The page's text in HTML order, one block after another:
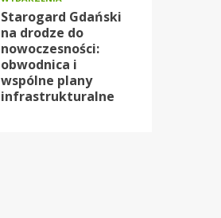
Starogard Gdański
na drodze do
nowoczesności:
obwodnica i
wspólne plany
infrastrukturalne